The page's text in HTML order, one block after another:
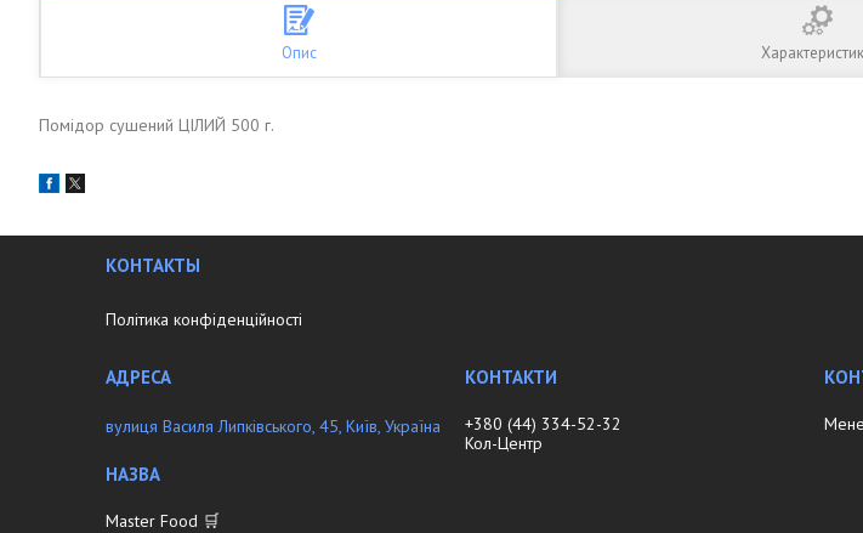
Опис
Помідор сушений ЦІЛИЙ 500 г.
КОНТАКТЫ
Політика конфіденційності
вулиця Василя Липківського, 45, Київ, Україна
Master Food 🛒
+380 (44) 334-52-32
Кол-Центр